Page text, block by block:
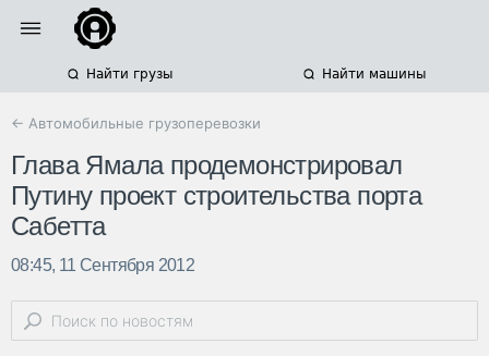
Найти грузы Найти машины
← Автомобильные грузоперевозки
Глава Ямала продемонстрировал
Путину проект строительства порта
Сабетта
08:45, 11 Сентября 2012